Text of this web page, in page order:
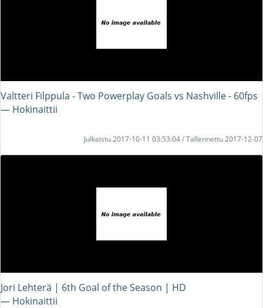
Valtteri Filppula - Two Powerplay Goals vs Nashville - 60fps
― Hokinaittii
Julkaistu 2017-10-11 03:53:04 / Tallennettu 2017-12-07
Jori Lehterä | 6th Goal of the Season | HD
― Hokinaittii